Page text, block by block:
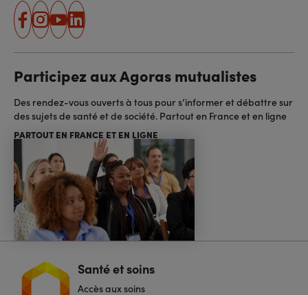
facebook
instagram
youtube
linkedin
Participez aux Agoras mutualistes
Des rendez-vous ouverts à tous pour s’informer et débattre sur
des sujets de santé et de société. Partout en France et en ligne
PARTOUT EN FRANCE ET EN LIGNE
Navigation
de
Santé et soins
Accès aux soins